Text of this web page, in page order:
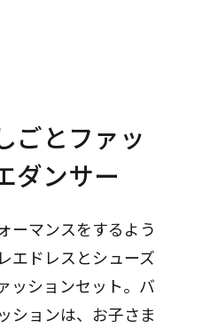
とファッ
ンサー
ーマンスをするよう
エドレスとシューズ
ッションセット。バ
ションは、お子さま